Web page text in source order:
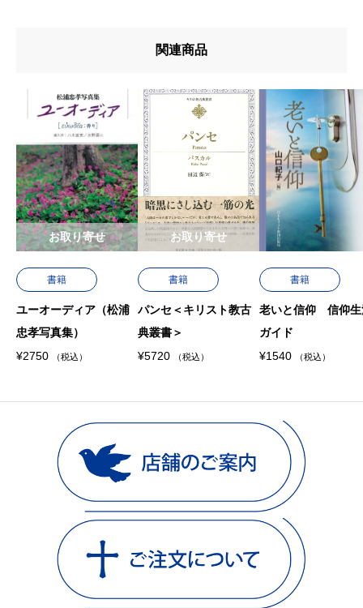
関連商品
書籍
ユーオーディア（松浦
忠孝写真集）
¥2750 （税込）
お取り寄せ
書籍
パンセ＜キリスト教古
典叢書＞
¥5720 （税込）
お取り寄せ
書籍
老いと信仰 信仰生
ガイド
¥1540 （税込）